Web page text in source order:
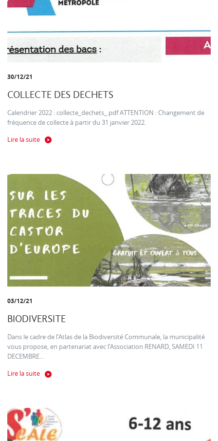
30/12/21
COLLECTE DES DECHETS
Calendrier 2022 : collecte_dechets_.pdf ATTENTION : Changement de
fréquence de collecte à partir du 31 janvier 2022.
Lire la suite
03/12/21
BIODIVERSITE
Dans le cadre de l’Atlas de la Biodiversité Communale, la municipalité
vous propose, en partenariat avec l’Association RENARD, SAMEDI 11
DECEMBRE...
Lire la suite